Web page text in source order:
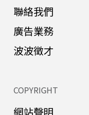
聯絡我們
廣告業務
波波徵才
COPYRIGHT
網站聲明